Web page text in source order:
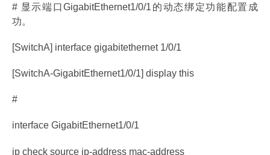
# 显示端口GigabitEthernet1/0/1的动态绑定功能配置成
功。
[SwitchA] interface gigabitethernet 1/0/1
[SwitchA-GigabitEthernet1/0/1] display this
#
interface GigabitEthernet1/0/1
ip check source ip-address mac-address